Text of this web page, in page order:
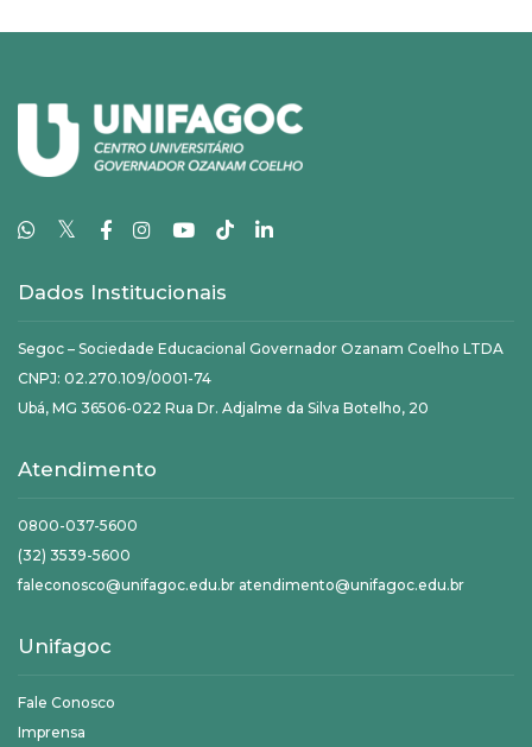
𝕏
Dados Institucionais
Segoc – Sociedade Educacional Governador Ozanam Coelho LTDA
CNPJ: 02.270.109/0001-74
Ubá, MG 36506-022 Rua Dr. Adjalme da Silva Botelho, 20
Atendimento
0800-037-5600
(32) 3539-5600
faleconosco@unifagoc.edu.br atendimento@unifagoc.edu.br
Unifagoc
Fale Conosco
Imprensa